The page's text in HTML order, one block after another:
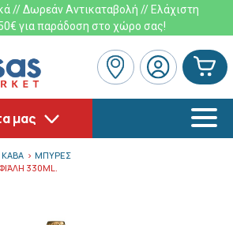
// Δωρεάν Αντικαταβολή // Ελάχιστη
για παράδοση στο χώρο σας!
μας
ΚΑΒΑ
ΜΠΥΡΕΣ
330ML.